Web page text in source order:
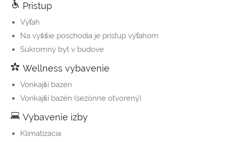
Prístup
Výťah
Na vyššie poschodia je prístup výťahom
Súkromný byt v budove
Wellness vybavenie
Vonkajší bazén
Vonkajší bazén (sezónne otvorený)
Vybavenie izby
Klimatizácia